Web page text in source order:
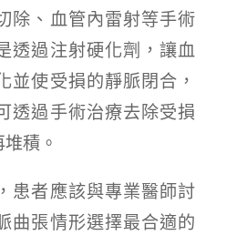
除、血管內雷射等手術
透過注射硬化劑，讓血
並使受損的靜脈閉合，
透過手術治療去除受損
積。
患者應該與專業醫師討
曲張情形選擇最合適的